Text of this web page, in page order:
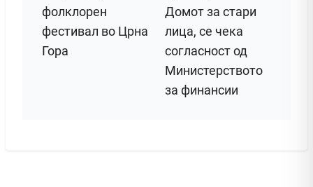
фолклорен
фестивал во Црна
Гора
Домот за стари
лица, се чека
согласност од
Министерството
за финансии